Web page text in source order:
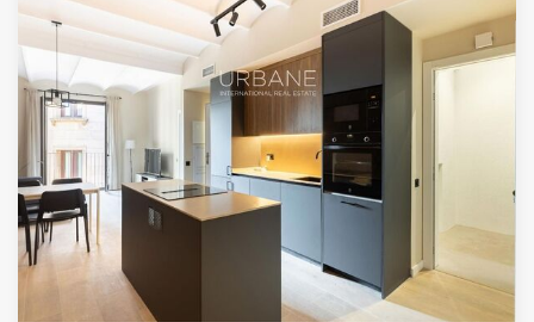
patrimoni cultural i una atmosfera única on la història i la
vida urbana moderna conviuen de manera natural. Els
residents gaudeixen d'accés immediat a monuments
històrics, galeries d'art, mercats locals i passejos marítims,
mentre que les principals zones comercials, districtes de
negocis i connexions de transport de la ciutat es troben a
poca distància. Tant si es tracta de gaudir d'un cafè al matí
en una plaça assolellada, passejar pel proper port esportiu o
descobrir els nombrosos racons amb encant que defineixen
aquesta part de Barcelona, cada dia ofereix una experiència
de vida realment excepcional.Amb una superfície
construïda de 113 m², l'habitatge ha estat redissenyat amb
cura per respondre a les exigències de la vida moderna,
preservant alhora el caràcter i l'elegància propis del seu